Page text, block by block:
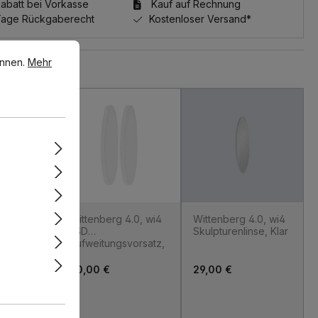
bei Vorkasse
Kauf auf Rechnung
Rückgaberecht
Kostenloser Versand*
Wittenberg 4.0, wi4
LSD
Aufweitungsvorsatz,
60,00 €
Wittenberg 4.0, wi4
Skulpturenlinse, Klar
29,00 €
Mehr Informationen ...
Mehr